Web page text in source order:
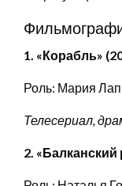
1. «Корабль»
Роль: Мария
Телесериал,
2. «Балканский